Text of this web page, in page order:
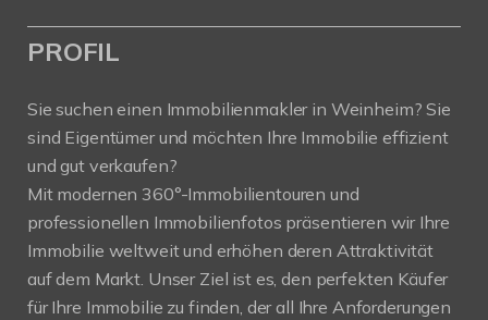
PROFIL
Sie suchen einen Immobilienmakler in Weinheim? Sie
sind Eigentümer und möchten Ihre Immobilie effizient
und gut verkaufen?
Mit modernen 360°-Immobilientouren und
professionellen Immobilienfotos präsentieren wir Ihre
Immobilie weltweit und erhöhen deren Attraktivität
auf dem Markt. Unser Ziel ist es, den perfekten Käufer
für Ihre Immobilie zu finden, der all Ihre Anforderungen